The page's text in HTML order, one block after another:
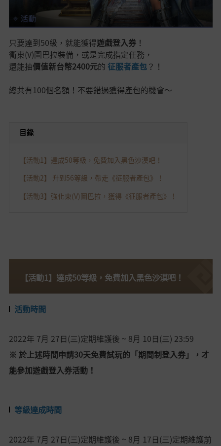
只要達到50級，就能獲得遊戲登入券！
衝東(V)圖巴拉裝備，或是完成指定任務，
還能抽價值新台幣2400元的 征服者產包？！
總共有100個名額！不要錯過獲得產包的機會～
目錄
【活動1】達成50等級，免費加入黑色沙漠吧！
【活動2】 升到56等級，帶走《征服者產包》！
【活動3】強化東(V)圖巴拉，獲得《征服者產包》！
【活動1】達成50等級，免費加入黑色沙漠吧！
活動時間
2022年 7月 27日(三)定期維護後 ~ 8月 10日(三) 23:59
※ 於上述時間申請30天免費試玩的「期間制登入券」，才
能參加遊戲登入券活動！
等級達成時間
2022年 7月 27日(三)定期維護後 ~ 8月 17日(三)定期維護前